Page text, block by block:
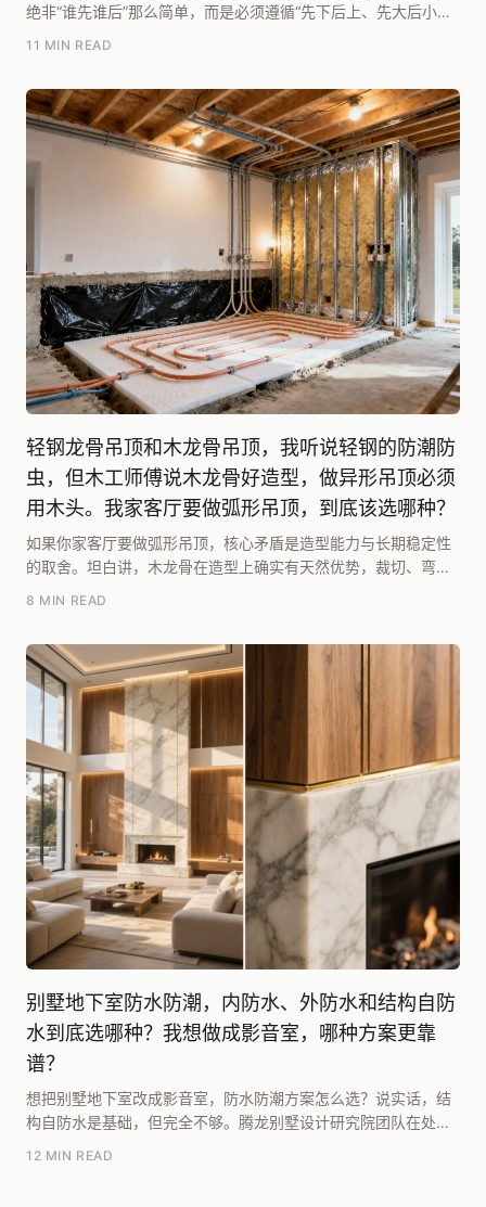
绝非“谁先谁后”那么简单，而是必须遵循“先下后上、先大后小、
11 MIN READ
轻钢龙骨吊顶和木龙骨吊顶，我听说轻钢的防潮防
虫，但木工师傅说木龙骨好造型，做异形吊顶必须
用木头。我家客厅要做弧形吊顶，到底该选哪种？
如果你家客厅要做弧形吊顶，核心矛盾是造型能力与长期稳定性
的取舍。坦白讲，木龙骨在造型上确实有天然优势，裁切、弯曲
8 MIN READ
别墅地下室防水防潮，内防水、外防水和结构自防
水到底选哪种？我想做成影音室，哪种方案更靠
谱？
想把别墅地下室改成影音室，防水防潮方案怎么选？说实话，结
构自防水是基础，但完全不够。腾龙别墅设计研究院团队在处理
12 MIN READ